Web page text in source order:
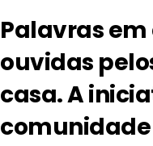
Palavras
ouvidas
casa. A